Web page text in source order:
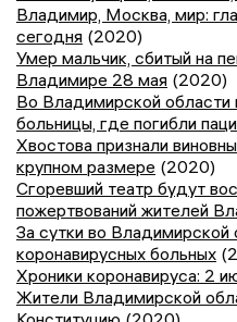
Владимир, Москва, мир:
сегодня (2020)
Умер мальчик, сбитый на
Владимире 28 мая (2020)
Во Владимирской области
больницы, где погибли
Хвостова признали
крупном размере (2020)
Сгоревший театр будут
пожертвований жителей
За сутки во Владимирской
коронавирусных больных
Хроники коронавируса: 2
Жители Владимирской